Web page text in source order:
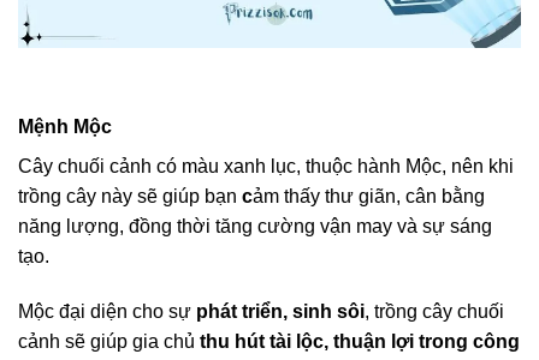
Mệnh Mộc
Cây chuối cảnh có màu xanh lục, thuộc hành Mộc, nên khi
trồng cây này sẽ giúp bạn cảm thấy thư giãn, cân bằng
năng lượng, đồng thời tăng cường vận may và sự sáng
tạo.
Mộc đại diện cho sự phát triển, sinh sôi, trồng cây chuối
cảnh sẽ giúp gia chủ thu hút tài lộc, thuận lợi trong công